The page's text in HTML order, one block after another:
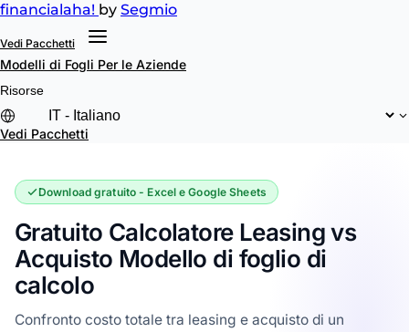
financialaha! by Segmio
Vedi Pacchetti
Modelli di Fogli Per le Aziende
Risorse
Vedi Pacchetti
Download gratuito - Excel e Google Sheets
Gratuito Calcolatore Leasing vs
Acquisto Modello di foglio di
calcolo
Confronto costo totale tra leasing e acquisto di un